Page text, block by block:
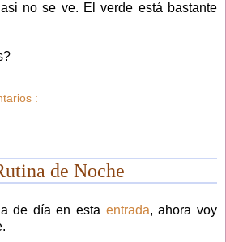
no se ve. El verde está bastante
:
de Noche
de día en esta entrada, ahora voy